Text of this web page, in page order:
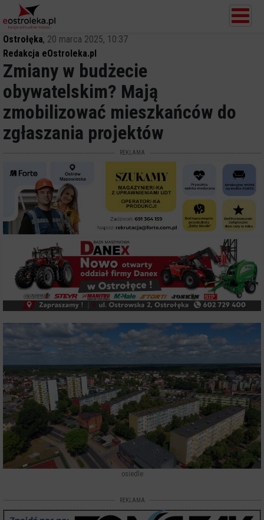
Ostrołęka, 20 marca 2025, 10:37
Redakcja eOstroleka.pl
Zmiany w budżecie
obywatelskim? Mają
zmobilizować mieszkańców do
zgłaszania projektów
REKLAMA
osiedle
REKLAMA